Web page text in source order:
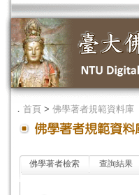
． 首頁 > 佛學著者規範資料庫
佛學著者檢索 查詢結果